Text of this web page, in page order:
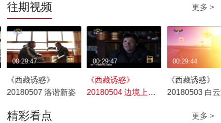
往期视频 更多 >
《西藏诱惑》
20180507 洛谐新姿
00:29:47
《西藏诱惑》
20180504 边境上的
00:29:47
《西藏诱惑》
20180503 白
00:29:44
精彩看点 更多 >